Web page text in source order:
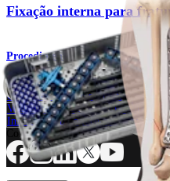
Fixação interna para
Procedimento
Como podemos
Contacte um representante
Veja eventos, laboratórios e
Inscreva-se para receber: O que há
Conecte-se conosco